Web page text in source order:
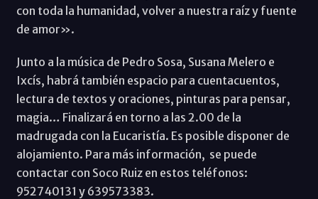
con toda la humanidad, volver a nuestra raíz y fuente
de amor».
Junto a la música de Pedro Sosa, Susana Melero e
Ixcís, habrá también espacio para cuentacuentos,
lectura de textos y oraciones, pinturas para pensar,
magia… Finalizará en torno a las 2.00 de la
madrugada con la Eucaristía. Es posible disponer de
alojamiento. Para más información, se puede
contactar con Soco Ruiz en estos teléfonos:
952740131 y 639573383.